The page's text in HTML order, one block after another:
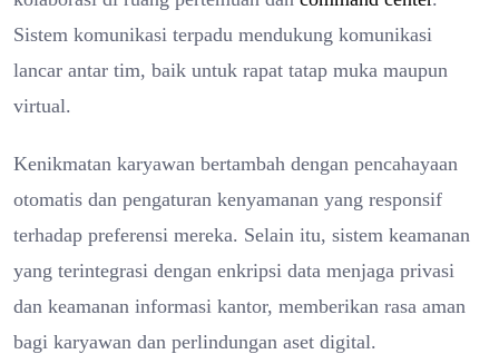
Sistem komunikasi terpadu mendukung komunikasi
lancar antar tim, baik untuk rapat tatap muka maupun
virtual.
Kenikmatan karyawan bertambah dengan pencahayaan
otomatis dan pengaturan kenyamanan yang responsif
terhadap preferensi mereka. Selain itu, sistem keamanan
yang terintegrasi dengan enkripsi data menjaga privasi
dan keamanan informasi kantor, memberikan rasa aman
bagi karyawan dan perlindungan aset digital.